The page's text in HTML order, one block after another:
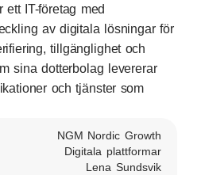
ett IT-företag med
av digitala lösningar för
tillgänglighet och
sina dotterbolag levererar
och tjänster som
NGM Nordic Growth
Digitala plattformar
Lena Sundsvik